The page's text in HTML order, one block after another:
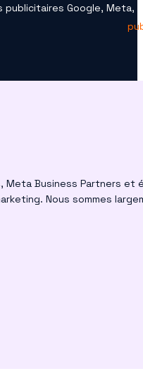
publicitaires Google, Meta,
Meta Business Partners
Nous sommes